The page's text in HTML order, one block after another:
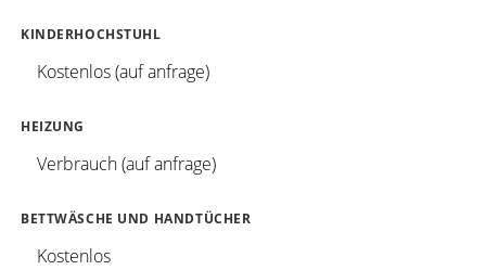
KINDERHOCHSTUHL
Kostenlos (auf anfrage)
HEIZUNG
Verbrauch (auf anfrage)
BETTWÄSCHE UND HANDTÜCHER
Kostenlos